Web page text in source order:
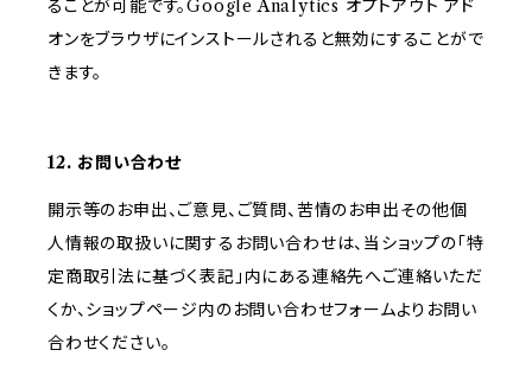
ることが可能です。Google Analytics オプトアウト アド
オンをブラウザにインストールされると無効にすることがで
きます。
12. お問い合わせ
開示等のお申出、ご意見、ご質問、苦情のお申出その他個
人情報の取扱いに関するお問い合わせは、当ショップの「特
定商取引法に基づく表記」内にある連絡先へご連絡いただ
くか、ショップページ内のお問い合わせフォームよりお問い
合わせください。